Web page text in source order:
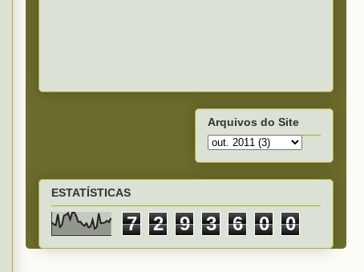
Arquivos do Site
ESTATÍSTICAS
7 2 9 3 6 0 0